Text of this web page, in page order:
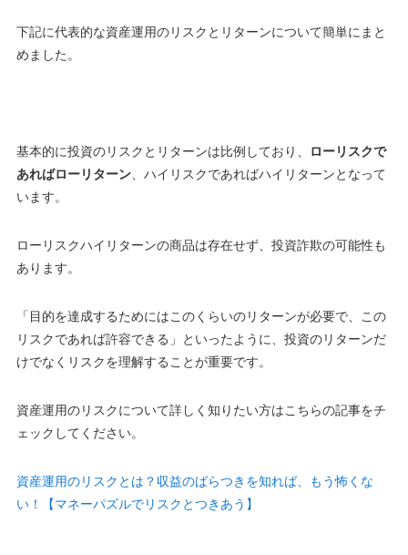
下記に代表的な資産運用のリスクとリターンについて簡単にまと
めました。
基本的に投資のリスクとリターンは比例しており、
ローリスクで
あればローリターン、 ハイリスクであればハイリターンとなって
います。
ローリスクハイリターンの商品は存在せず、 投資詐欺の可能性も
あります。
「 目的を達成するためにはこのくらいのリターンが必要で、この
リスクであれば許容できる 」といったように、投資のリターンだ
けでなくリスクを理解することが重要です。
資産運用のリスクについて詳しく知りたい方はこちらの記事をチ
ェックしてください。
資産運用のリスクとは？収益のばらつきを知れば、もう怖くな
い！【マネーパズルでリスクとつきあう】